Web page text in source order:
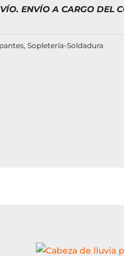
ENVÍO A CARGO DEL
, Sopletería-Soldadura